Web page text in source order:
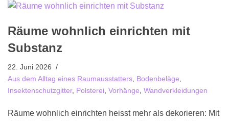
Räume wohnlich einrichten mit
Substanz
22. Juni 2026
Aus dem Alltag eines Raumausstatters Bodenbeläge
Insektenschutzgitter, Polsterei Vorhänge Wandverkleidungen
Räume wohnlich einrichten heisst mehr als dekorieren: Mit